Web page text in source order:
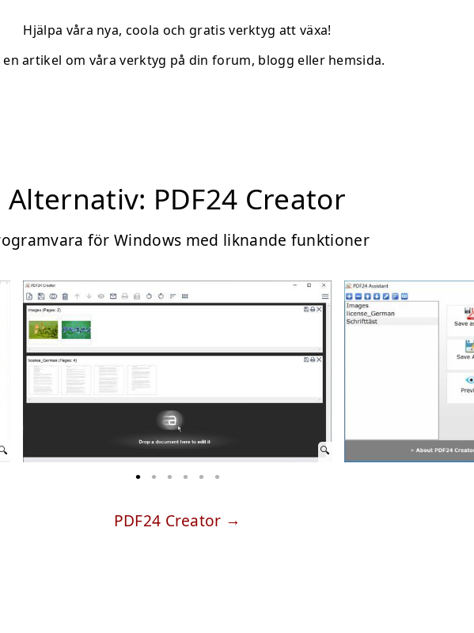
Hjälpa våra nya, coola och gratis verktyg att växa!
en artikel om våra verktyg på din forum, blogg eller hemsida.
Alternativ: PDF24 Creator
för Windows med liknande funktioner
PDF24 Creator